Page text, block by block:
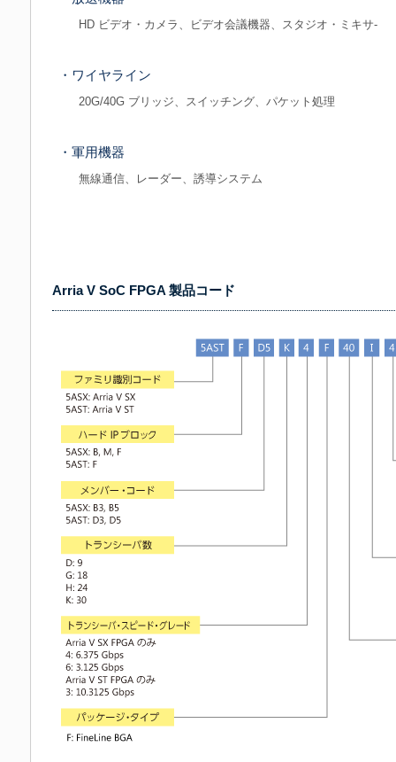
HD ビデオ・カメラ、ビデオ会議機器、スタジオ・ミキサ-
・ワイヤライン
20G/40G ブリッジ、スイッチング、パケット処理
・軍用機器
無線通信、レーダー、誘導システム
Arria V SoC FPGA 製品コード